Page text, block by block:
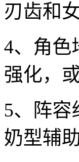
刃齿和
4、角色
强化，
5、阵容
奶型辅